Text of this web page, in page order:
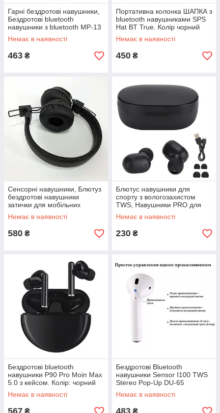
Гарні бездротові навушники,
Бездротові bluetooth
навушники з bluetooth MP-13
Немає в наявності
463 ₴
Портативна колонка ШАПКА з
bluetooth навушниками SPS
Hat BT True. Колір чорний
XU-86
Немає в наявності
450 ₴
Сенсорні навушники, Блютуз
бездротові навушники
затички для мобільних
телефонів HI-72
Немає в наявності
580 ₴
Блютус навушники для
спорту з вологозахистом
TWS, Навушники PRO для
музики з мікрофоном JH-11
Немає в наявності
230 ₴
Бездротові bluetooth
навушники P90 Pro Moin Max
5.0 з кейсом. Колір: чорний
LV-68
Немає в наявності
₴
Бездротові Bluetooth
навушники Sensor I100 TWS
Stereo Pop-Up DU-65
Немає в наявності
₴